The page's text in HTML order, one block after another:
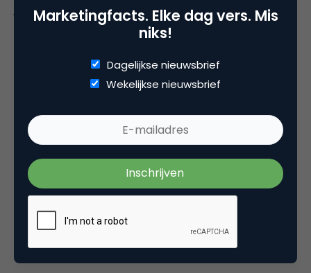
je innoveren in je e-mailmarketing.
Marketingfacts. Elke dag vers. Mis
niks!
Dagelijkse nieuwsbrief
Wekelijkse nieuwsbrief